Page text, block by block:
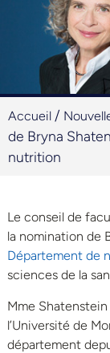
Accueil /
de Bryna
nutrition
Le conseil de
la nomination de
Département de
sciences de la
Mme
l’Université de
département